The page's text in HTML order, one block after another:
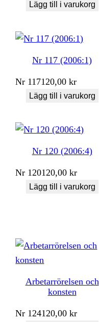
Lägg till i varukorg
Nr 117 (2006:1)
Nr 117120,00kr
Lägg till i varukorg
Nr 120 (2006:4)
Nr 120120,00kr
Lägg till i varukorg
Arbetarrörelsen och
konsten
Nr 124120,00kr